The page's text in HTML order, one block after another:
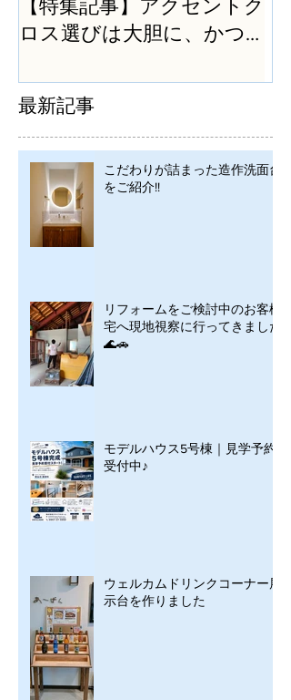
【特集記事】アクセントク
ロス選びは大胆に、かつ
最新記事
こだわりが詰まった造作洗面台
をご紹介!!
リフォームをご検討中のお客様
宅へ現地視察に行ってきました
🌊🚗
モデルハウス5号棟｜見学予約
受付中♪
ウェルカムドリンクコーナー展
示台を作りました